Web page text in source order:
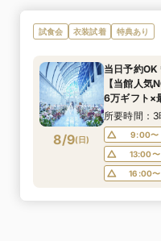
試食会 衣装試着 特典あり
8/9(日)
当日予約OK
【当館人気
6万ギフト×
優待◎和牛
ドレス試着
所要時間：
9:00〜
13:00〜
16:00〜